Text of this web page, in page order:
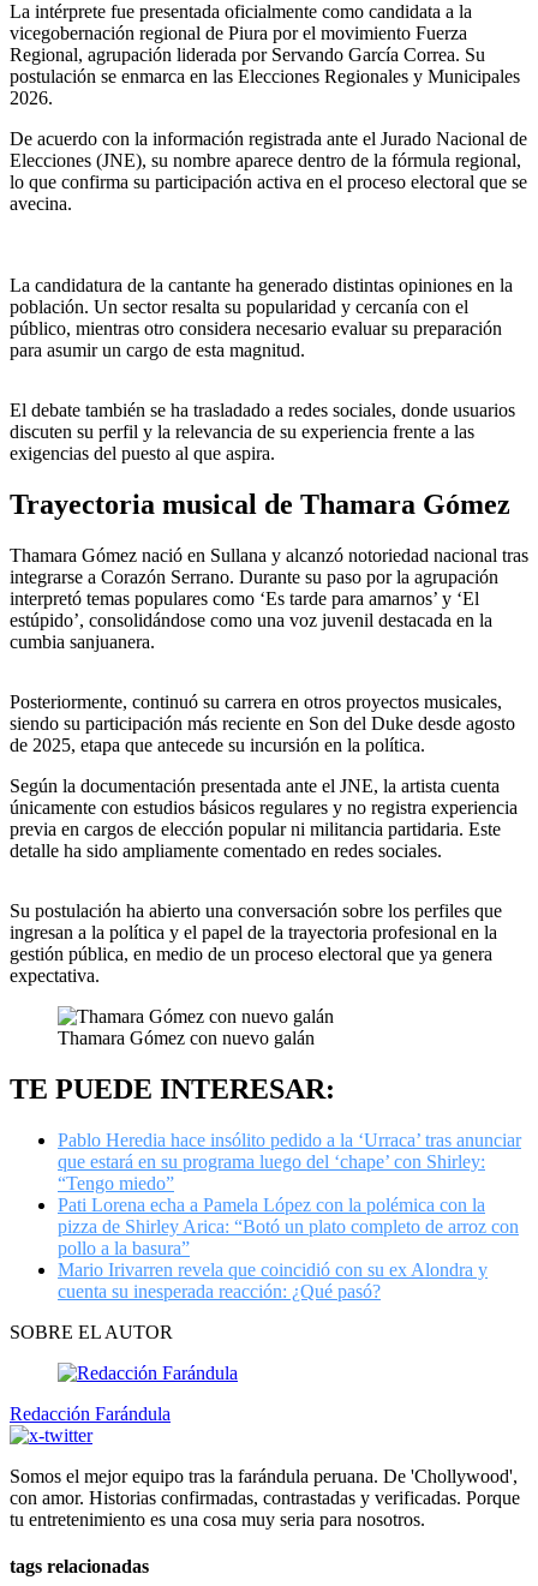
La intérprete fue presentada oficialmente como candidata a la
vicegobernación regional de Piura por el movimiento Fuerza
Regional, agrupación liderada por Servando García Correa. Su
postulación se enmarca en las Elecciones Regionales y Municipales
2026.
De acuerdo con la información registrada ante el Jurado Nacional de
Elecciones (JNE), su nombre aparece dentro de la fórmula regional,
lo que confirma su participación activa en el proceso electoral que se
avecina.
La candidatura de la cantante ha generado distintas opiniones en la
población. Un sector resalta su popularidad y cercanía con el
público, mientras otro considera necesario evaluar su preparación
para asumir un cargo de esta magnitud.
El debate también se ha trasladado a redes sociales, donde usuarios
discuten su perfil y la relevancia de su experiencia frente a las
exigencias del puesto al que aspira.
Trayectoria musical de Thamara Gómez
Thamara Gómez nació en Sullana y alcanzó notoriedad nacional tras
integrarse a Corazón Serrano. Durante su paso por la agrupación
interpretó temas populares como ‘Es tarde para amarnos’ y ‘El
estúpido’, consolidándose como una voz juvenil destacada en la
cumbia sanjuanera.
Posteriormente, continuó su carrera en otros proyectos musicales,
siendo su participación más reciente en Son del Duke desde agosto
de 2025, etapa que antecede su incursión en la política.
Según la documentación presentada ante el JNE, la artista cuenta
únicamente con estudios básicos regulares y no registra experiencia
previa en cargos de elección popular ni militancia partidaria. Este
detalle ha sido ampliamente comentado en redes sociales.
Su postulación ha abierto una conversación sobre los perfiles que
ingresan a la política y el papel de la trayectoria profesional en la
gestión pública, en medio de un proceso electoral que ya genera
expectativa.
Thamara Gómez con nuevo galán
TE PUEDE INTERESAR:
Pablo Heredia hace insólito pedido a la ‘Urraca’ tras anunciar
que estará en su programa luego del ‘chape’ con Shirley:
“Tengo miedo”
Pati Lorena echa a Pamela López con la polémica con la
pizza de Shirley Arica: “Botó un plato completo de arroz con
pollo a la basura”
Mario Irivarren revela que coincidió con su ex Alondra y
cuenta su inesperada reacción: ¿Qué pasó?
SOBRE EL AUTOR
Redacción Farándula
Somos el mejor equipo tras la farándula peruana. De 'Chollywood',
con amor. Historias confirmadas, contrastadas y verificadas. Porque
tu entretenimiento es una cosa muy seria para nosotros.
tags relacionadas